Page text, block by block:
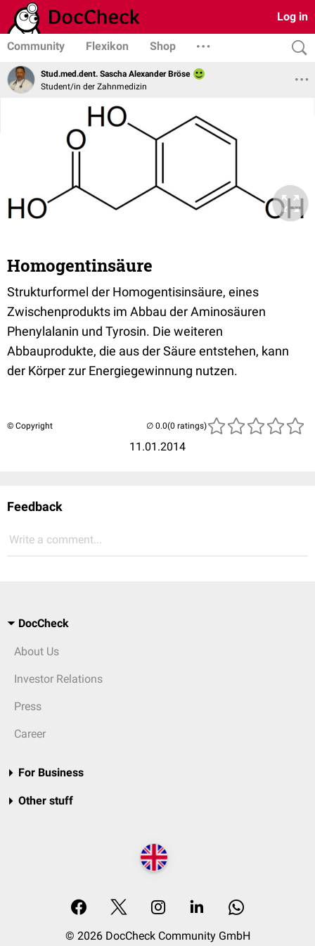
Log in
Community Flexikon Shop
Stud.med.dent. Sascha Alexander Bröse
Student/in der Zahnmedizin
Homogentinsäure
Strukturformel der Homogentisinsäure, eines
Zwischenprodukts im Abbau der Aminosäuren
Phenylalanin und Tyrosin. Die weiteren
Abbauprodukte, die aus der Säure entstehen, kann
der Körper zur Energiegewinnung nutzen.
© Copyright
11.01.2014
(0 ratings)
Feedback
Write a comment...
DocCheck
About Us
Investor Relations
Press
Career
For Business
Other stuff
© 2026 DocCheck Community GmbH